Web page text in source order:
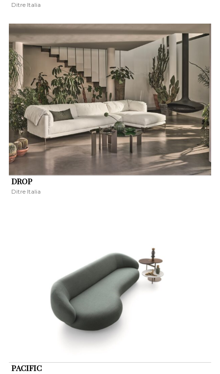
Ditre Italia
DROP
Ditre Italia
PACIFIC